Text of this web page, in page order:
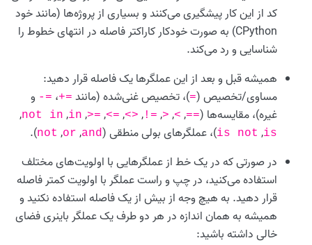
کد از این کار پیشگیری می‌کنند و بسیاری از پروژه‌ها (مانند خود
CPython) به صورت خودکار کاراکتر فاصله در انتهای خطوط را
شناسایی و رد می‌کند.
همیشه قبل و بعد از این عملگرها یک فاصله قرار دهید:
مساوی/تخصیص (=)، تخصیص غنی‌شده (مانند +=، -= و
غیره)، مقایسه‌ها (==
,
<
,
>
,
!=
,
<>
,
<=
,
>=
,
in
,
not in
,
is
,
is not )، عملگرهای بولی منطقی (and
,
or
,
not
).
در صورتی که در یک خط از عملگرهایی با اولویت‌های مختلف
استفاده می‌کنید، در چپ و راست عملگر با اولویت کمتر فاصله
قرار دهید. به هیچ وجه از بیش از یک فاصله استفاده نکنید و
همیشه به همان اندازه در هر دو طرف یک عملگر باینری فضای
خالی داشته باشید: